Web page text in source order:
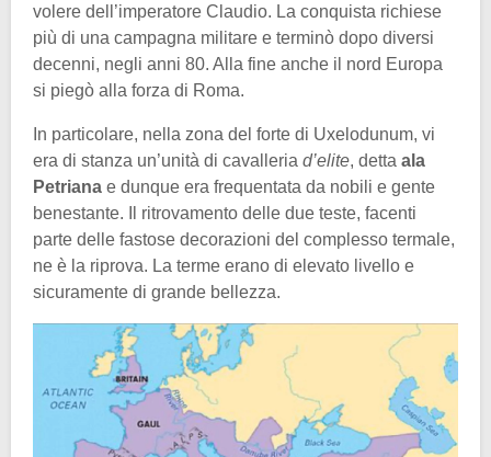
volere dell’imperatore Claudio. La conquista richiese
più di una campagna militare e terminò dopo diversi
decenni, negli anni 80. Alla fine anche il nord Europa
si piegò alla forza di Roma.
In particolare, nella zona del forte di Uxelodunum, vi
era di stanza un’unità di cavalleria d’elite, detta ala
Petriana e dunque era frequentata da nobili e gente
benestante. Il ritrovamento delle due teste, facenti
parte delle fastose decorazioni del complesso termale,
ne è la riprova. La terme erano di elevato livello e
sicuramente di grande bellezza.